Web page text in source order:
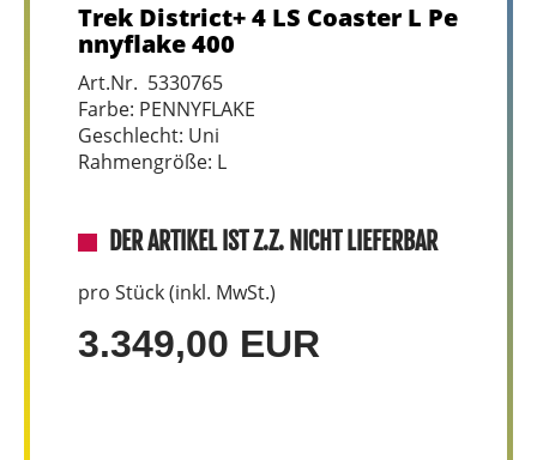
Trek District+ 4 LS Coaster L Pe
nnyflake 400
Art.Nr. 5330765
Farbe: PENNYFLAKE
Geschlecht: Uni
Rahmengröße: L
DER ARTIKEL IST Z.Z. NICHT LIEFERBAR
pro Stück (inkl. MwSt.)
3.349,00 EUR